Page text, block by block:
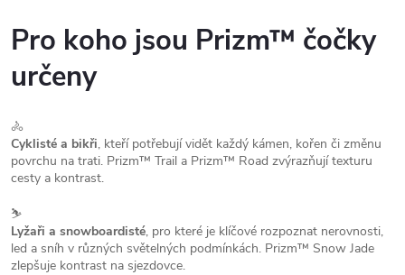
Pro koho jsou Prizm™ čočky
určeny
🚴
Cyklisté a bikři, kteří potřebují vidět každý kámen, kořen či změnu
povrchu na trati. Prizm™ Trail a Prizm™ Road zvýrazňují texturu
cesty a kontrast.
⛷️
Lyžaři a snowboardisté, pro které je klíčové rozpoznat nerovnosti,
led a sníh v různých světelných podmínkách. Prizm™ Snow Jade
zlepšuje kontrast na sjezdovce.